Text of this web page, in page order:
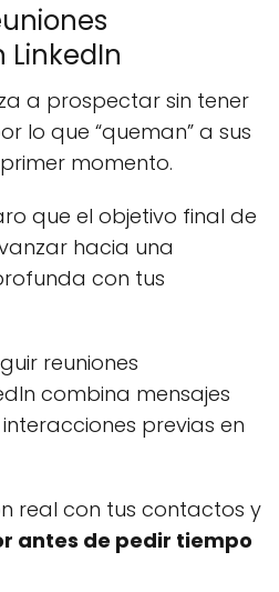
a prospectar sin tener
lo que “queman” a sus
momento.
que el objetivo final de
hacia una
con tus
reuniones
combina mensajes
previas en
real con tus contactos y
antes de pedir tiempo